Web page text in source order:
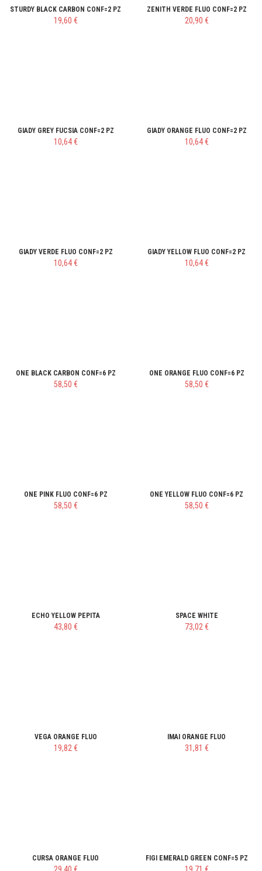
STURDY BLACK CARBON CONF=2 PZ
19,60 €
ZENITH VERDE FLUO CONF=2 PZ
20,90 €
GIADY GREY FUCSIA CONF=2 PZ
10,64 €
GIADY ORANGE FLUO CONF=2 PZ
10,64 €
GIADY VERDE FLUO CONF=2 PZ
10,64 €
GIADY YELLOW FLUO CONF=2 PZ
10,64 €
ONE BLACK CARBON CONF=6 PZ
58,50 €
ONE ORANGE FLUO CONF=6 PZ
58,50 €
ONE PINK FLUO CONF=6 PZ
58,50 €
ONE YELLOW FLUO CONF=6 PZ
58,50 €
ECHO YELLOW PEPITA
43,80 €
SPACE WHITE
73,02 €
VEGA ORANGE FLUO
19,82 €
IMAI ORANGE FLUO
31,81 €
CURSA ORANGE FLUO FIGI EMERALD GREEN CONF=5 PZ